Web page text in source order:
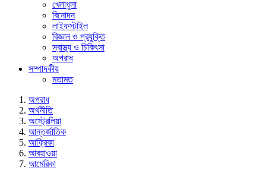
খেলাধুলা
বিনোদন
লাইফস্টাইল
বিজ্ঞান ও প্রযুক্তি
স্বাস্থ্য ও চিকিৎসা
অপরাধ
সম্পাদকীয়
মতামত
অপরাধ
অর্থনীতি
অস্ট্রেলিয়া
আন্তর্জাতিক
আফ্রিকা
আবহাওয়া
আমেরিকা